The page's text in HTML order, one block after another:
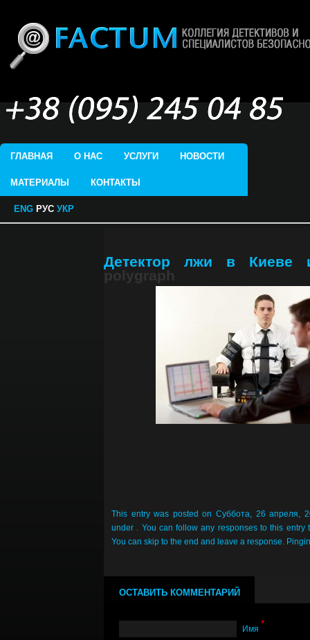
ГЛАВНАЯ О НАС УСЛУГИ НОВОСТИ
МАТЕРИАЛЫ КОНТАКТЫ
ENG РУС УКР
Детектор лжи в Киеве
polygraph
This entry was posted on Суббота, 26 апреля,
under . You can follow any responses to this entry
You can skip to the end and leave a response.
ОСТАВИТЬ КОММЕНТАРИЙ
Имя *